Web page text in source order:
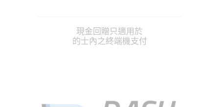
現金回贈只適用於
的士內之終端機支付